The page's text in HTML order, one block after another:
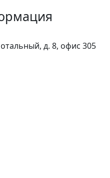
д. 8, офис 305